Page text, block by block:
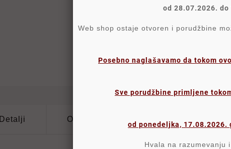
Detalji Oznake
od 28.07.2026.
Web shop ostaje otvoren i porudžbine
Posebno naglašavamo da tokom
Sve porudžbine primljene
od ponedeljka, 17.08.2026.
Hvala na razumevanju